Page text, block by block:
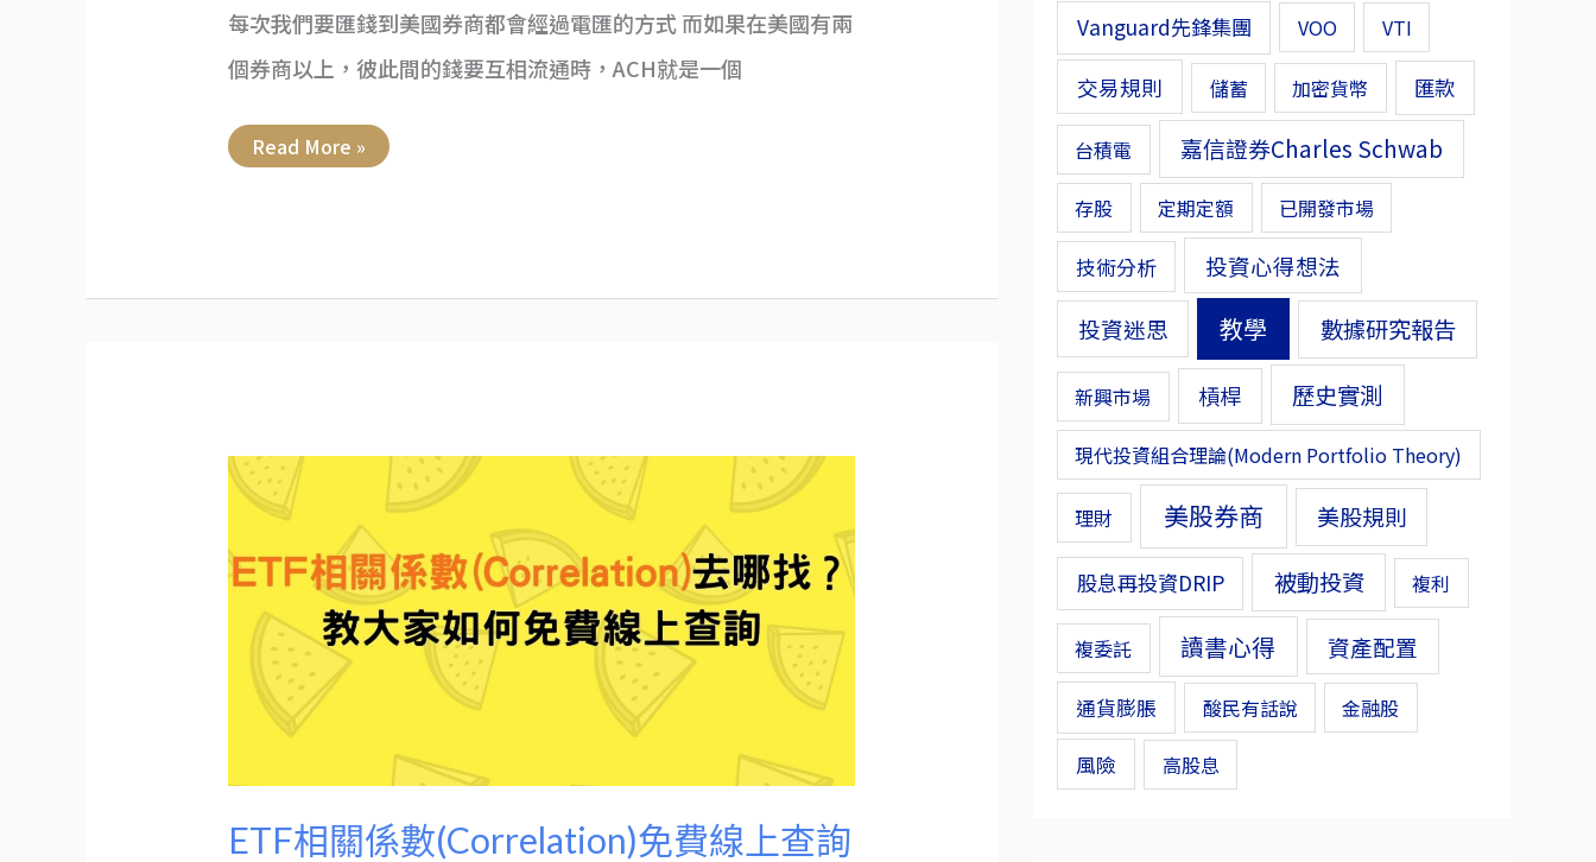
每次我們要匯錢到美國券商都會經過電匯的方式 而如果在美國有兩
個券商以上，彼此間的錢要互相流通時，ACH就是一個
Read More »
ETF相關係數(Correlation)免費線上查詢
ETF
相
關
係
(Correlation)
免
費
線
上
詢
Vanguard先鋒集團
VOO VTI
交易規則 儲蓄 加密貨幣 匯款
台積電 嘉信證券Charles Schwab
存股 定期定額 已開發市場
技術分析
投資心得想法
投資迷思
教學 數據研究報告
新興市場 槓桿 歷史實測
現代投資組合理論(Modern Portfolio Theory)
理財 美股券商 美股規則
股息再投資DRIP 被動投資 複利
複委託 讀書心得 資產配置
通貨膨脹 酸民有話說 金融股
風險 高股息